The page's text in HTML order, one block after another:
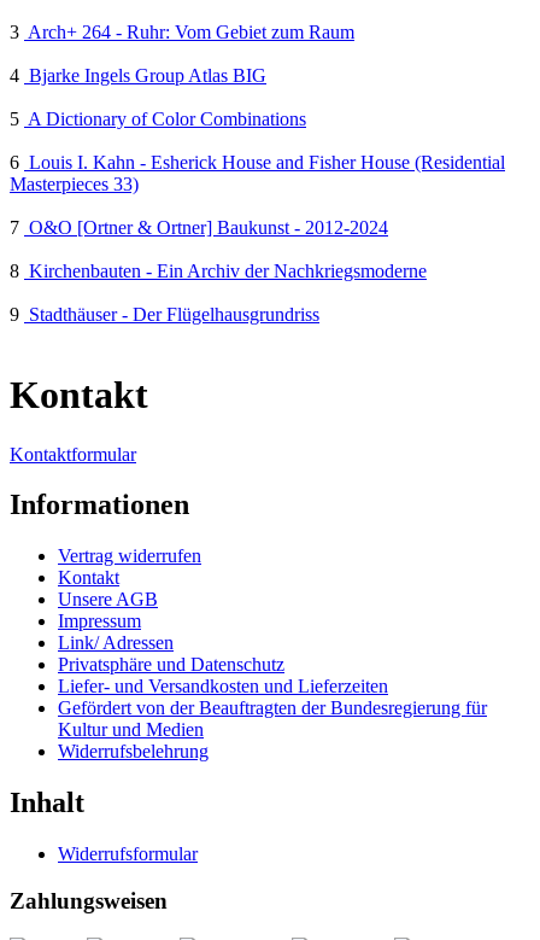
3 Arch+ 264 - Ruhr: Vom Gebiet zum Raum
4 Bjarke Ingels Group Atlas BIG
5 A Dictionary of Color Combinations
6 Louis I. Kahn - Esherick House and Fisher House (Residential
Masterpieces 33)
7 O&O [Ortner & Ortner] Baukunst - 2012-2024
8 Kirchenbauten - Ein Archiv der Nachkriegsmoderne
9 Stadthäuser - Der Flügelhausgrundriss
Kontakt
Kontaktformular
Informationen
Vertrag widerrufen
Kontakt
Unsere AGB
Impressum
Link/ Adressen
Privatsphäre und Datenschutz
Liefer- und Versandkosten und Lieferzeiten
Gefördert von der Beauftragten der Bundesregierung für
Kultur und Medien
Widerrufsbelehrung
Inhalt
Widerrufsformular
Zahlungsweisen